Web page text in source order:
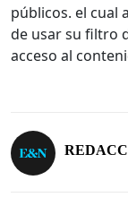
públicos. el cual
de usar su filtro
acceso al